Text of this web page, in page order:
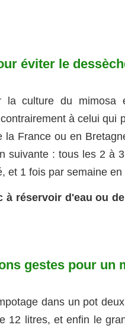
éviter le
la culture du mimosa
à celui qui
la France ou en
suivante : tous les 2 à
et 1 fois par semaine en
à réservoir d'eau ou
gestes pour un
dans un pot
12 litres, et enfin le